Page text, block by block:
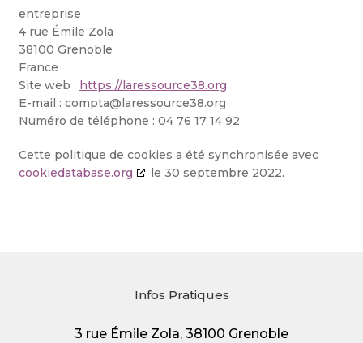
entreprise
4 rue Émile Zola
38100 Grenoble
France
Site web : https://laressource38.org
E-mail : compta@laressource38.org
Numéro de téléphone : 04 76 17 14 92
Cette politique de cookies a été synchronisée avec
cookiedatabase.org
le 30 septembre 2022.
Infos Pratiques
3 rue Émile Zola, 38100 Grenoble